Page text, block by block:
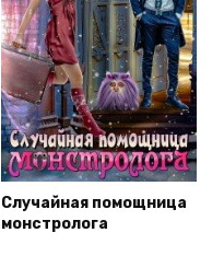
Случайная помощница
монстролога